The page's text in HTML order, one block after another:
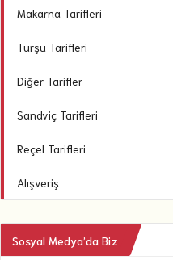
Makarna Tarifleri
Turşu Tarifleri
Diğer Tarifler
Sandviç Tarifleri
Reçel Tarifleri
Alışveriş
Sosyal Medya’da Biz